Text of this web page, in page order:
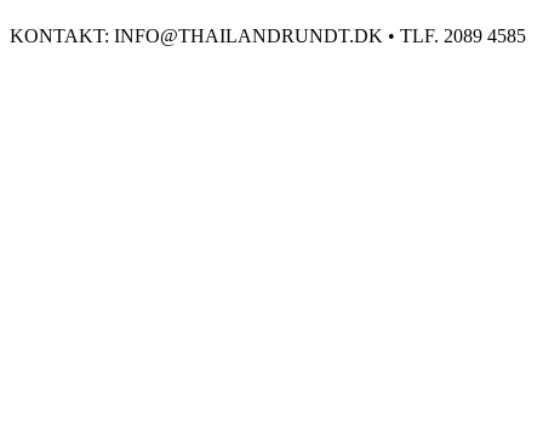
KONTAKT: INFO@THAILANDRUNDT.DK • TLF. 2089 4585